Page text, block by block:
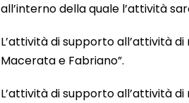
all’interno della quale l’attività
L’attività di supporto all’attività
Macerata e Fabriano”.
L’attività di supporto all’attività